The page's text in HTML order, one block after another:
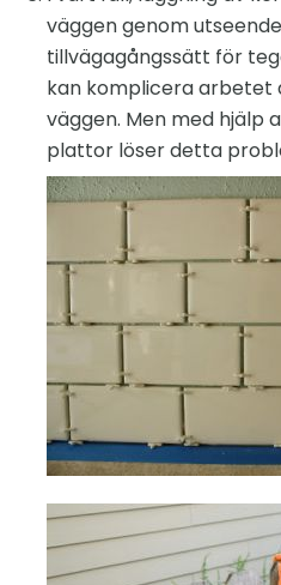
väggen genom
tillvägagångssätt för
kan komplicera
väggen. Men med hjälp
plattor löser detta